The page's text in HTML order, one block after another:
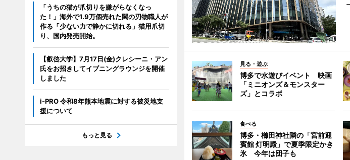
見る・遊ぶ
博多で水遊びイベント 映画
「ミニオンズ＆モンスター
ズ」とコラボ
食べる
博多・櫛田神社隣の「宮前迎
賓館 灯明殿」で夏季限定かき
氷 今年は団子も
「うちの猫が爪切りを嫌がらなくなっ
た！」海外で1.9万個売れた関の刃物職人が
作る「少ない力で静かに切れる」猫用爪切
り、国内発売開始。
【叡啓大学】7月17日(金)クレシーニ・アン
氏をお招きしてイブニングラウンジを開催
しました
i-PRO 令和8年熊本地震に対する被災地支
援について
もっと見る